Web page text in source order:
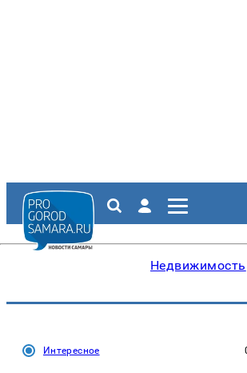
Недвижимость
Интересное